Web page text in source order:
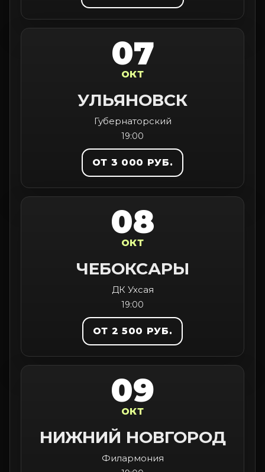
07
ОКТ
УЛЬЯНОВСК
Губернаторский
19:00
ОТ 3 000 РУБ.
08
ОКТ
ЧЕБОКСАРЫ
ДК Ухсая
19:00
ОТ 2 500 РУБ.
09
ОКТ
НИЖНИЙ НОВГОРОД
Филармония